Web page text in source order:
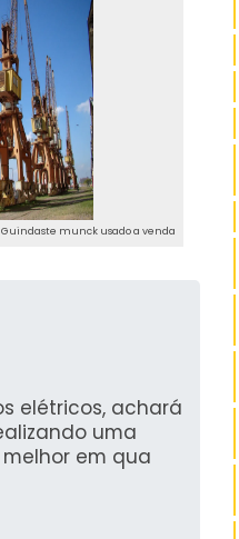
munck usado a venda
elétricos, achará
uma
em qua